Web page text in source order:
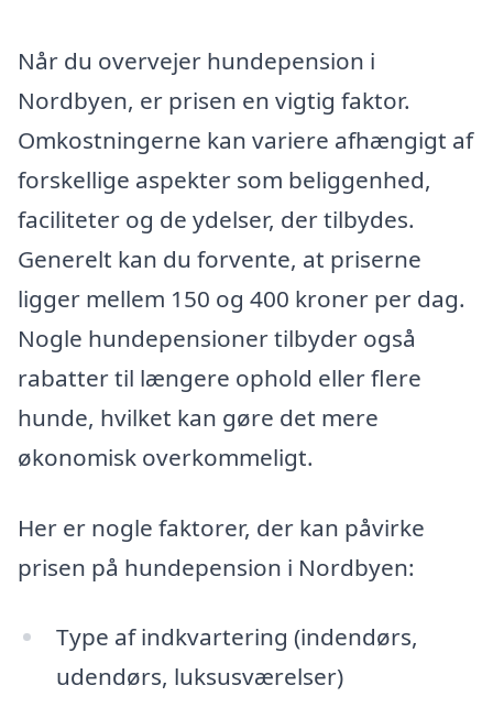
Når du overvejer hundepension i
Nordbyen, er prisen en vigtig faktor.
Omkostningerne kan variere afhængigt af
forskellige aspekter som beliggenhed,
faciliteter og de ydelser, der tilbydes.
Generelt kan du forvente, at priserne
ligger mellem 150 og 400 kroner per dag.
Nogle hundepensioner tilbyder også
rabatter til længere ophold eller flere
hunde, hvilket kan gøre det mere
økonomisk overkommeligt.
Her er nogle faktorer, der kan påvirke
prisen på hundepension i Nordbyen:
Type af indkvartering (indendørs,
udendørs, luksusværelser)